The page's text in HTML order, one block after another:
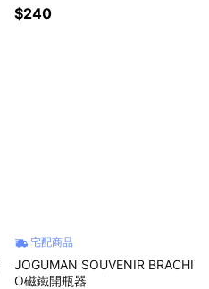
$240
宅配商品
JOGUMAN SOUVENIR BRACHI
O磁鐵開瓶器